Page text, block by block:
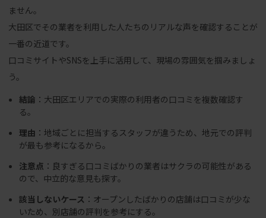
ません。
大田区でその業者を利用した人たちのリアルな声を確認することが
一番の近道です。
口コミサイトやSNSを上手に活用して、現場の雰囲気を掴みましょ
う。
結論 ：大田区エリアでの実際の利用者の口コミを複数確認す
る。
理由 ：地域ごとに担当するスタッフが違うため、地元での評判
が最も参考になるから。
注意点 ：良すぎる口コミばかりの業者はサクラの可能性がある
ので、中立的な意見も探す。
該当しないケース ：オープンしたばかりの店舗は口コミが少な
いため、別店舗の評判を参考にする。